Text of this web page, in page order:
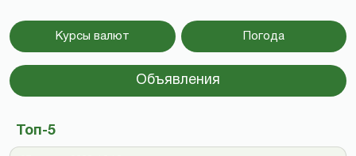
Курсы валют Погода
Объявления
Топ-5